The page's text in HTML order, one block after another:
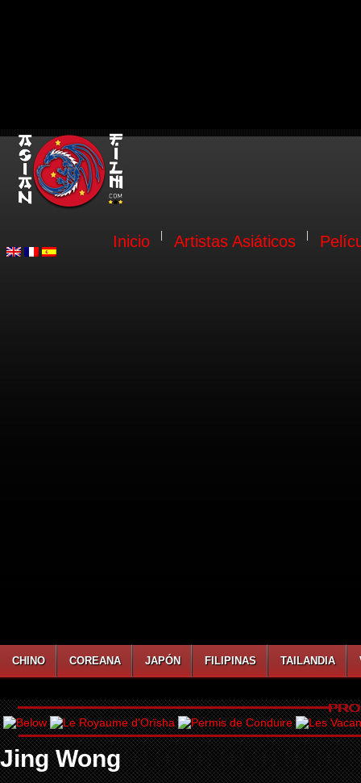
Inicio Artistas Asiáticos
CHINO COREANA JAPÓN FILIPINAS TAILANDIA
Jing Wong